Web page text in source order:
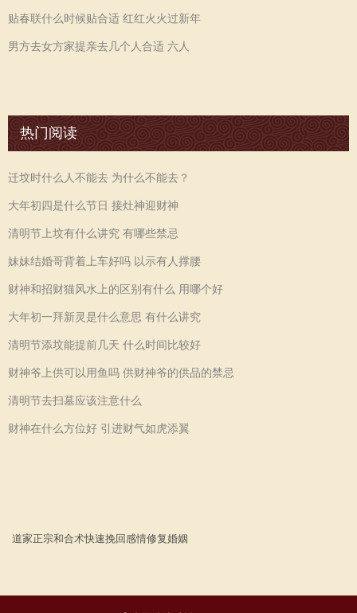
贴春联什么时候贴合适 红红火火过新年
男方去女方家提亲去几个人合适 六人
热门阅读
迁坟时什么人不能去 为什么不能去？
大年初四是什么节日 接灶神迎财神
清明节上坟有什么讲究 有哪些禁忌
妹妹结婚哥背着上车好吗 以示有人撑腰
财神和招财猫风水上的区别有什么 用哪个好
大年初一拜新灵是什么意思 有什么讲究
清明节添坟能提前几天 什么时间比较好
财神爷上供可以用鱼吗 供财神爷的供品的禁忌
清明节去扫墓应该注意什么
财神在什么方位好 引进财气如虎添翼
道家正宗和合术快速挽回感情修复婚姻